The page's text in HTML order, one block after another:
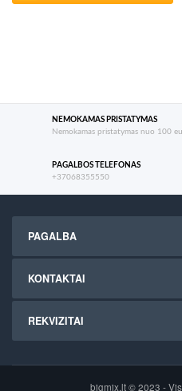
NEMOKAMAS PRISTATYMAS
Nemokamas pristatymas nuo 100
PAGALBOS TELEFONAS
+37068355550
PAGALBA
KONTAKTAI
REKVIZITAI
bigmix.lt © 2023 -